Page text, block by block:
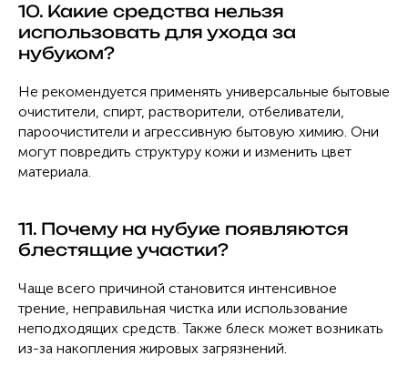
10. Какие средства нельзя
использовать для ухода за
нубуком?
Не рекомендуется применять универсальные бытовые
очистители, спирт, растворители, отбеливатели,
пароочистители и агрессивную бытовую химию. Они
могут повредить структуру кожи и изменить цвет
материала.
11. Почему на нубуке появляются
блестящие участки?
Чаще всего причиной становится интенсивное
трение, неправильная чистка или использование
неподходящих средств. Также блеск может возникать
из-за накопления жировых загрязнений.